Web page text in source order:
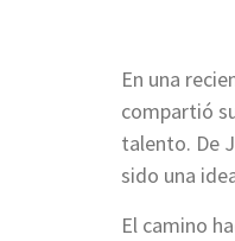
En una
compartió
talento. De
sido una
El camino